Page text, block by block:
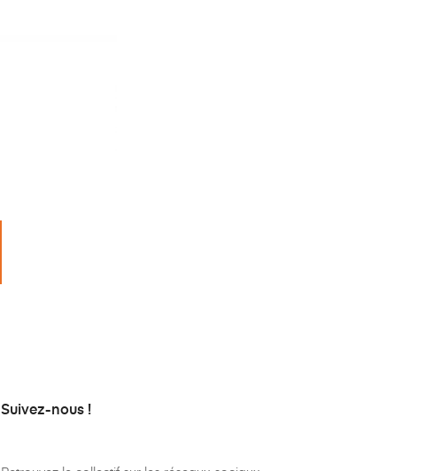
Suivez-nous !